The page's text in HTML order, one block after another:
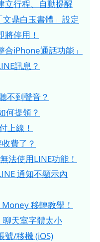
立行程、自動提醒
文鼎白玉書體」設定
將停用！
iPhone通話功能」
訊息？
不到聲音？
何提領？
上線！
費了？
法使用LINE功能！
通知不顯示內
Money 移轉教學！
聊天室字體太小
號/移機 (iOS)